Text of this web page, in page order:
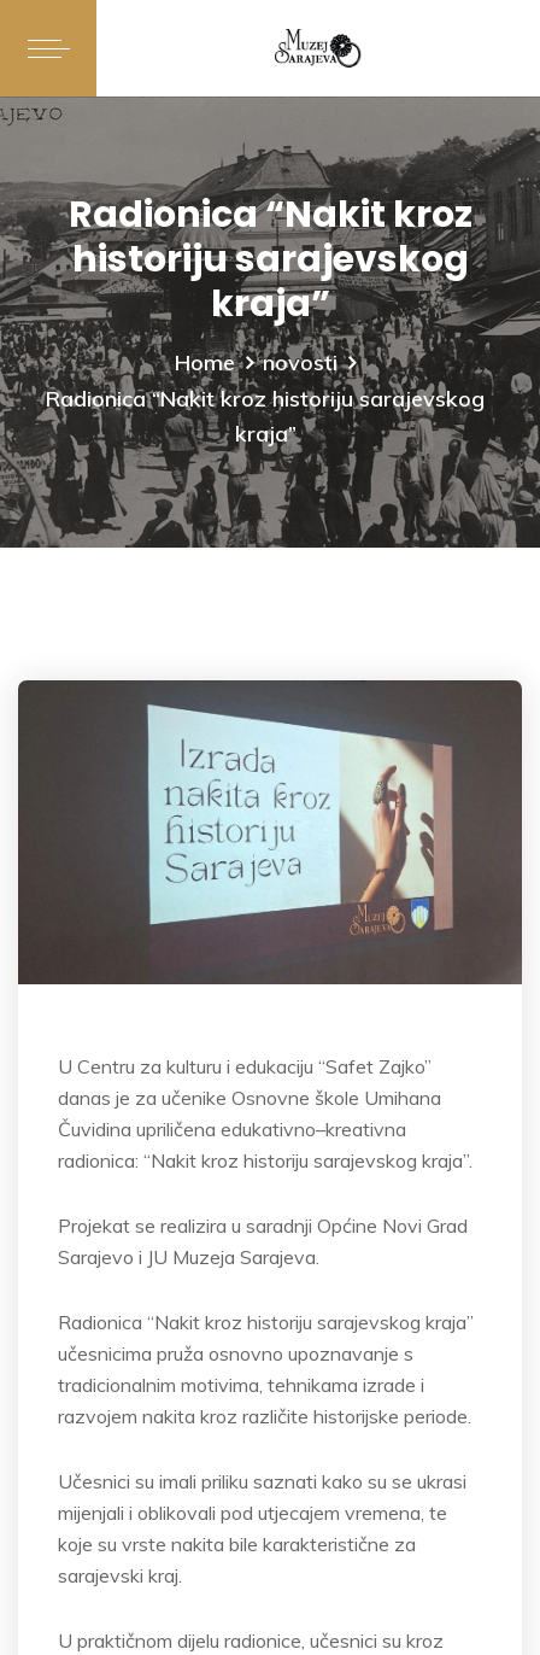
Radionica “Nakit kroz
historiju sarajevskog
kraja”
Home
novosti
Radionica “Nakit kroz historiju sarajevskog
kraja”
U Centru za kulturu i edukaciju “Safet Zajko”
danas je za učenike Osnovne škole Umihana
Čuvidina upriličena edukativno–kreativna
radionica: “Nakit kroz historiju sarajevskog kraja”.
Projekat se realizira u saradnji Općine Novi Grad
Sarajevo i JU Muzeja Sarajeva.
Radionica “Nakit kroz historiju sarajevskog kraja”
učesnicima pruža osnovno upoznavanje s
tradicionalnim motivima, tehnikama izrade i
razvojem nakita kroz različite historijske periode.
Učesnici su imali priliku saznati kako su se ukrasi
mijenjali i oblikovali pod utjecajem vremena, te
koje su vrste nakita bile karakteristične za
sarajevski kraj.
U praktičnom dijelu radionice, učesnici su kroz